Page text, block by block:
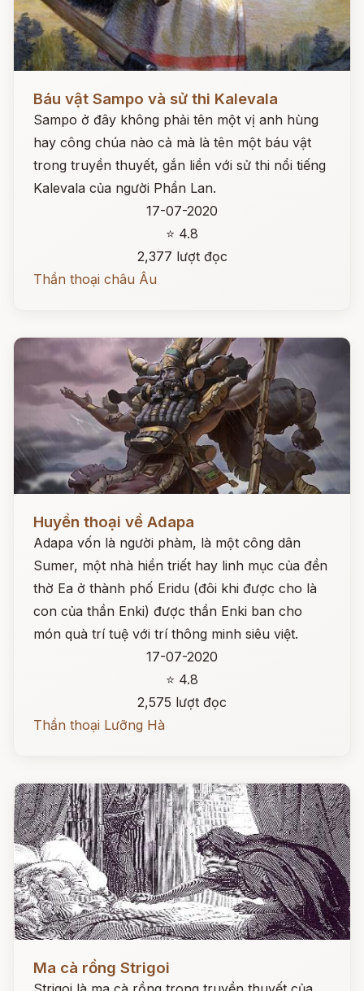
Báu vật Sampo và sử thi Kalevala
Sampo ở đây không phải tên một vị anh hùng
hay công chúa nào cả mà là tên một báu vật
trong truyền thuyết, gắn liền với sử thi nổi tiếng
Kalevala của người Phần Lan.
17-07-2020
⭐ 4.8
2,377 lượt đọc
Thần thoại châu Âu
Đọc ngay
Huyền thoại về Adapa
Adapa vốn là người phàm, là một công dân
Sumer, một nhà hiền triết hay linh mục của đền
thờ Ea ở thành phố Eridu (đôi khi được cho là
con của thần Enki) được thần Enki ban cho
món quà trí tuệ với trí thông minh siêu việt.
17-07-2020
⭐ 4.8
2,575 lượt đọc
Thần thoại Lưỡng Hà
Ma cà rồng Strigoi